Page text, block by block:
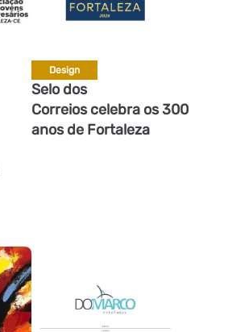
Design
Selo dos
Correios celebra os 300
anos de Fortaleza